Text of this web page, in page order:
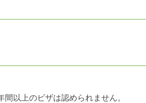
以上のビザは認められません。